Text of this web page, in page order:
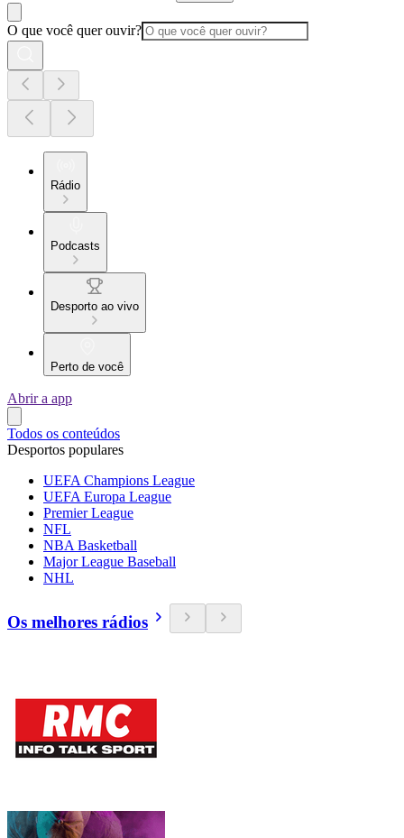
O que você quer ouvir?
Rádio
Podcasts
Desporto ao vivo
Perto de você
Abrir a app
Todos os conteúdos
Desportos populares
UEFA Champions League
UEFA Europa League
Premier League
NFL
NBA Basketball
Major League Baseball
NHL
Os melhores rádios